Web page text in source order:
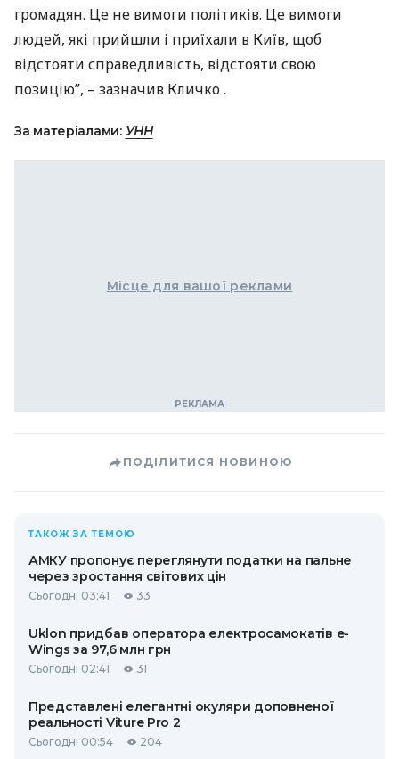
громадян. Це не вимоги політиків. Це вимоги
людей, які прийшли і приїхали в Київ, щоб
відстояти справедливість, відстояти свою
позицію”, – зазначив Кличко .
За матеріалами: УНН
Місце для вашої реклами
ПОДІЛИТИСЯ НОВИНОЮ
ТАКОЖ ЗА ТЕМОЮ
АМКУ пропонує переглянути податки на пальне
через зростання світових цін
Сьогодні 03:41 33
Uklon придбав оператора електросамокатів e-
Wings за 97,6 млн грн
Сьогодні 02:41 31
Представлені елегантні окуляри доповненої
реальності Viture Pro 2
Сьогодні 00:54 204